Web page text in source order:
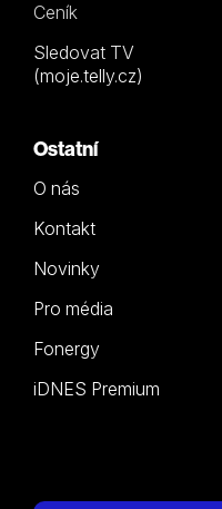
Ceník
Sledovat TV
(moje.telly.cz)
Ostatní
O nás
Kontakt
Novinky
Pro média
Fonergy
iDNES Premium